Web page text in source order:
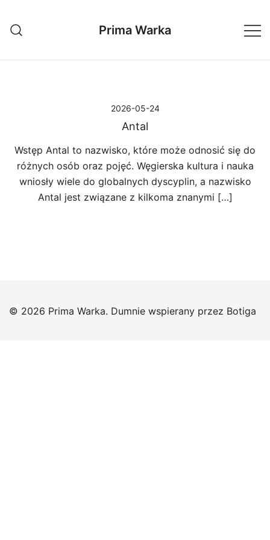
treści
Prima Warka
2026-05-24
Antal
Wstęp Antal to nazwisko, które może odnosić się do
różnych osób oraz pojęć. Węgierska kultura i nauka
wniosły wiele do globalnych dyscyplin, a nazwisko
Antal jest związane z kilkoma znanymi […]
© 2026 Prima Warka. Dumnie wspierany przez Botiga